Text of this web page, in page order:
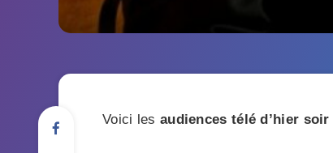
Voici les audiences télé d’hier soir